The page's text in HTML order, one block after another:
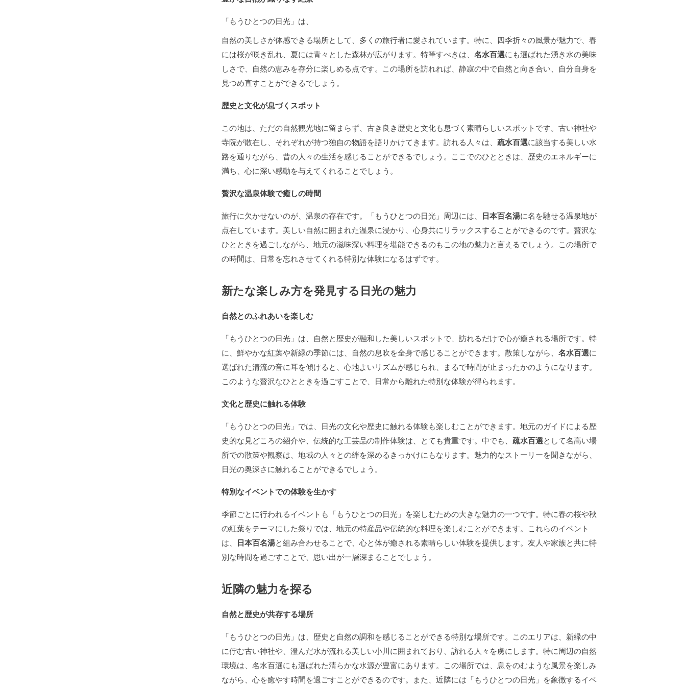
「もうひとつの日光」は、
自然の美しさが体感できる場所として、多くの旅行者に愛されています。特に、四季折々の風景が魅力で、春
には桜が咲き乱れ、夏には青々とした森林が広がります。特筆すべきは、 名水百選にも選ばれた湧き水の美味
しさで、自然の恵みを存分に楽しめる点です。この場所を訪れれば、静寂の中で自然と向き合い、自分自身を
見つめ直すことができるでしょう。
歴史と文化が息づくスポット
この地は、ただの自然観光地に留まらず、古き良き歴史と文化も息づく素晴らしいスポットです。古い神社や
寺院が散在し、それぞれが持つ独自の物語を語りかけてきます。訪れる人々は、 疏水百選に該当する美しい水
路を通りながら、昔の人々の生活を感じることができるでしょう。ここでのひとときは、歴史のエネルギーに
満ち、心に深い感動を与えてくれることでしょう。
贅沢な温泉体験で癒しの時間
旅行に欠かせないのが、温泉の存在です。「もうひとつの日光」周辺には、 日本百名湯に名を馳せる温泉地が
点在しています。美しい自然に囲まれた温泉に浸かり、心身共にリラックスすることができるのです。贅沢な
ひとときを過ごしながら、地元の滋味深い料理を堪能できるのもこの地の魅力と言えるでしょう。この場所で
の時間は、日常を忘れさせてくれる特別な体験になるはずです。
新たな楽しみ方を発見する日光の魅力
自然とのふれあいを楽しむ
「もうひとつの日光」は、自然と歴史が融和した美しいスポットで、訪れるだけで心が癒される場所です。特
に、鮮やかな紅葉や新緑の季節には、自然の息吹を全身で感じることができます。散策しながら、 名水百選に
選ばれた清流の音に耳を傾けると、心地よいリズムが感じられ、まるで時間が止まったかのようになります。
このような贅沢なひとときを過ごすことで、日常から離れた特別な体験が得られます。
文化と歴史に触れる体験
「もうひとつの日光」では、日光の文化や歴史に触れる体験も楽しむことができます。地元のガイドによる歴
史的な見どころの紹介や、伝統的な工芸品の制作体験は、とても貴重です。中でも、 疏水百選として名高い場
所での散策や観察は、地域の人々との絆を深めるきっかけにもなります。魅力的なストーリーを聞きながら、
日光の奥深さに触れることができるでしょう。
特別なイベントでの体験を生かす
季節ごとに行われるイベントも「もうひとつの日光」を楽しむための大きな魅力の一つです。特に春の桜や秋
の紅葉をテーマにした祭りでは、地元の特産品や伝統的な料理を楽しむことができます。これらのイベント
は、
日本百名湯と組み合わせることで、心と体が癒される素晴らしい体験を提供します。友人や家族と共に特
別な時間を過ごすことで、思い出が一層深まることでしょう。
近隣の魅力を探る
自然と歴史が共存する場所
「もうひとつの日光」は、歴史と自然の調和を感じることができる特別な場所です。このエリアは、新緑の中
に佇む古い神社や、澄んだ水が流れる美しい小川に囲まれており、訪れる人々を虜にします。特に周辺の自然
環境は、名水百選にも選ばれた清らかな水源が豊富にあります。この場所では、息をのむような風景を楽しみ
ながら、心を癒やす時間を過ごすことができるのです。また、近隣には「もうひとつの日光」を象徴するイベ